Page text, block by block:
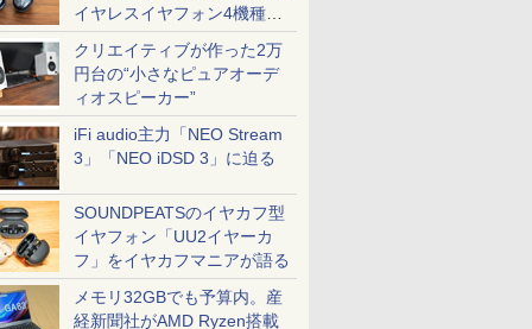
イヤレスイヤフォン4機種を
一気に聴く
クリエイティブが作った2万
円台の“小さなピュアオーデ
ィオスピーカー”
iFi audio主力「NEO Stream
3」「NEO iDSD 3」に迫る
SOUNDPEATSのイヤカフ型
イヤフォン「UU2イヤーカ
フ」をイヤカフマニアが語る
メモリ32GBでも予算内。産
経新聞社がAMD Ryzen搭載